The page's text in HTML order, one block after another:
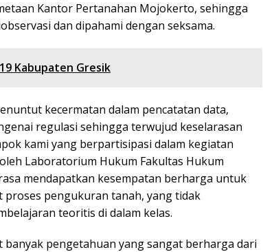
Kantor Pertanahan Mojokerto, sehingga
dan dipahami dengan seksama.
Kabupaten Gresik
kecermatan dalam pencatatan data,
regulasi sehingga terwujud keselarasan
kami yang berpartisipasi dalam kegiatan
Laboratorium Hukum Fakultas Hukum
mendapatkan kesempatan berharga untuk
pengukuran tanah, yang tidak
teoritis di dalam kelas.
banyak pengetahuan yang sangat berharga dari